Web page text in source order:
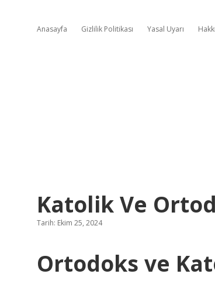
Anasayfa Gizlilik Politikası Yasal Uyarı
Katolik Ve
Tarih: Ekim 25, 2024
Ortodoks ve